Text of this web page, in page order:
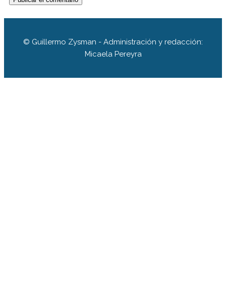
© Guillermo Zysman - Administración y redacción:
Micaela Pereyra